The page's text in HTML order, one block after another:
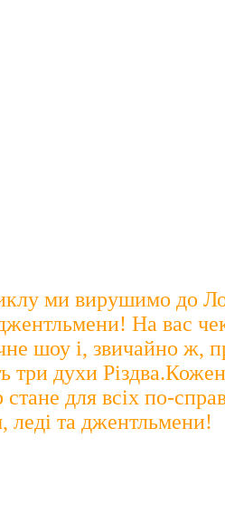
ми вирушимо до
На вас
шоу і, звичайно ж,
три духи
для всіх по-
леді та джентльмени!